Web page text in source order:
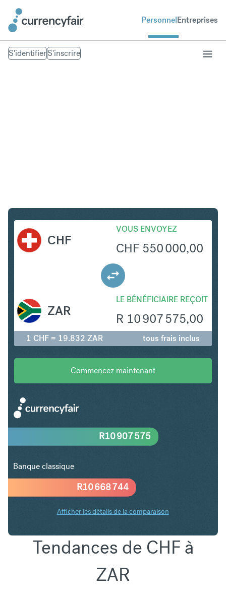
PersonnelEntreprises
S'identifierS'inscrire
CHF
VOUS ENVOYEZ
CHF 550 000,00
LE BÉNÉFICIAIRE REÇOIT
R 10 907 575,00
ZAR
1 CHF = 19.832 ZAR tous frais inclus
Commencez maintenant
R10 668 744
R10 907 575
Banque classique
Afficher les détails de la comparaison
Tendances de CHF à
ZAR